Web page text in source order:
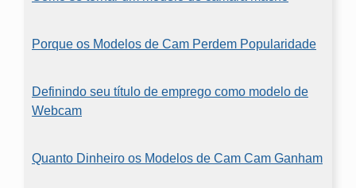
Porque os Modelos de Cam Perdem Popularidade
Definindo seu título de emprego como modelo de
Webcam
Quanto Dinheiro os Modelos de Cam Cam Ganham